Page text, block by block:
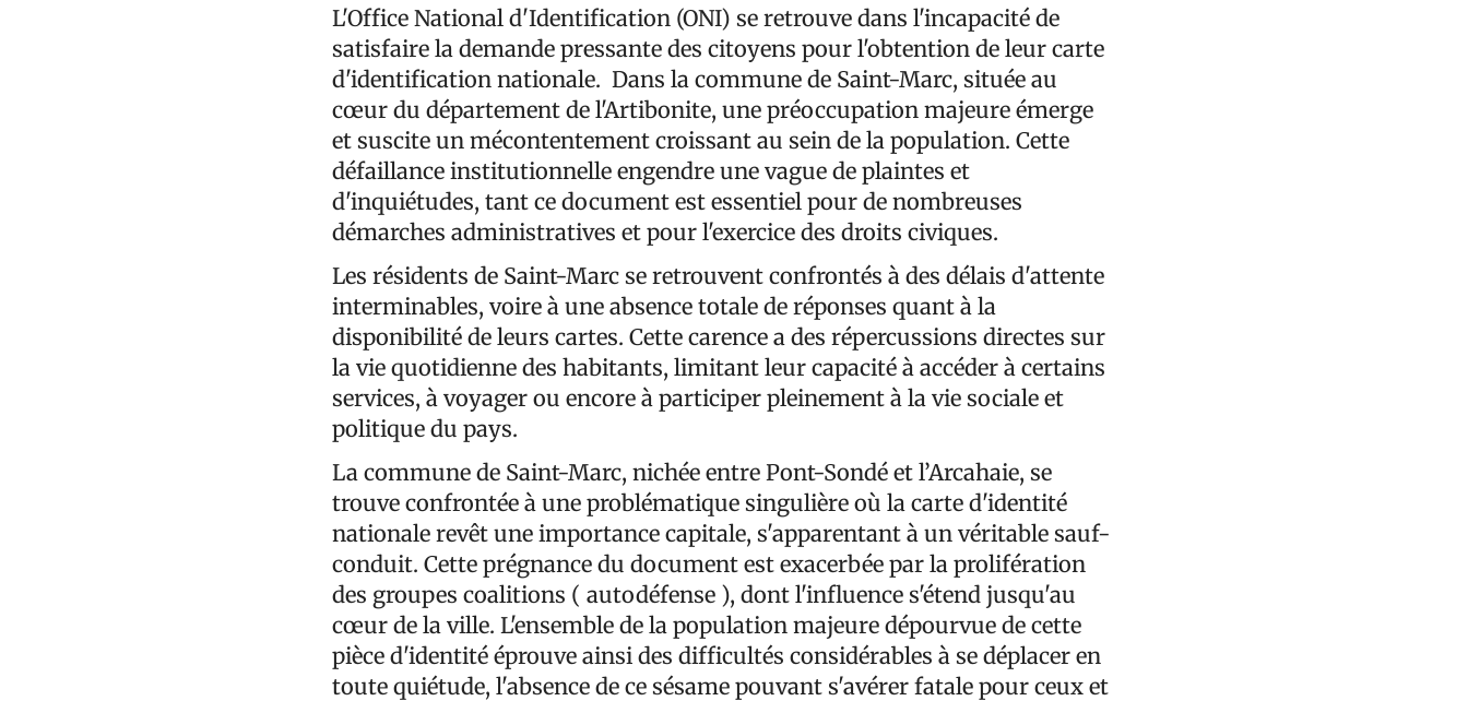
L'Office National d'Identification (ONI) se retrouve dans l'incapacité de
satisfaire la demande pressante des citoyens pour l'obtention de leur carte
d'identification nationale. Dans la commune de Saint-Marc, située au
cœur du département de l'Artibonite, une préoccupation majeure émerge
et suscite un mécontentement croissant au sein de la population. Cette
défaillance institutionnelle engendre une vague de plaintes et
d'inquiétudes, tant ce document est essentiel pour de nombreuses
démarches administratives et pour l'exercice des droits civiques.
Les résidents de Saint-Marc se retrouvent confrontés à des délais d'attente
interminables, voire à une absence totale de réponses quant à la
disponibilité de leurs cartes. Cette carence a des répercussions directes sur
la vie quotidienne des habitants, limitant leur capacité à accéder à certains
services, à voyager ou encore à participer pleinement à la vie sociale et
politique du pays.
La commune de Saint-Marc, nichée entre Pont-Sondé et l’Arcahaie, se
trouve confrontée à une problématique singulière où la carte d'identité
nationale revêt une importance capitale, s'apparentant à un véritable sauf-
conduit. Cette prégnance du document est exacerbée par la prolifération
des groupes coalitions ( autodéfense ), dont l'influence s'étend jusqu'au
cœur de la ville. L'ensemble de la population majeure dépourvue de cette
pièce d'identité éprouve ainsi des difficultés considérables à se déplacer en
toute quiétude, l'absence de ce sésame pouvant s'avérer fatale pour ceux et